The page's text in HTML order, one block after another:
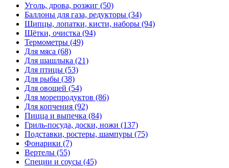
Уголь, дрова, розжиг (50)
Баллоны для газа, редукторы (34)
Щипцы, лопатки, кисти, наборы (94)
Щётки, очистка (94)
Термометры (49)
Для мяса (68)
Для шашлыка (21)
Для птицы (53)
Для рыбы (38)
Для овощей (54)
Для морепродуктов (86)
Для копчения (92)
Пицца и выпечка (84)
Гриль-посуда, доски, ножи (137)
Подставки, ростеры, шампуры (75)
Фонарики (7)
Вертелы (55)
Специи и соусы (45)